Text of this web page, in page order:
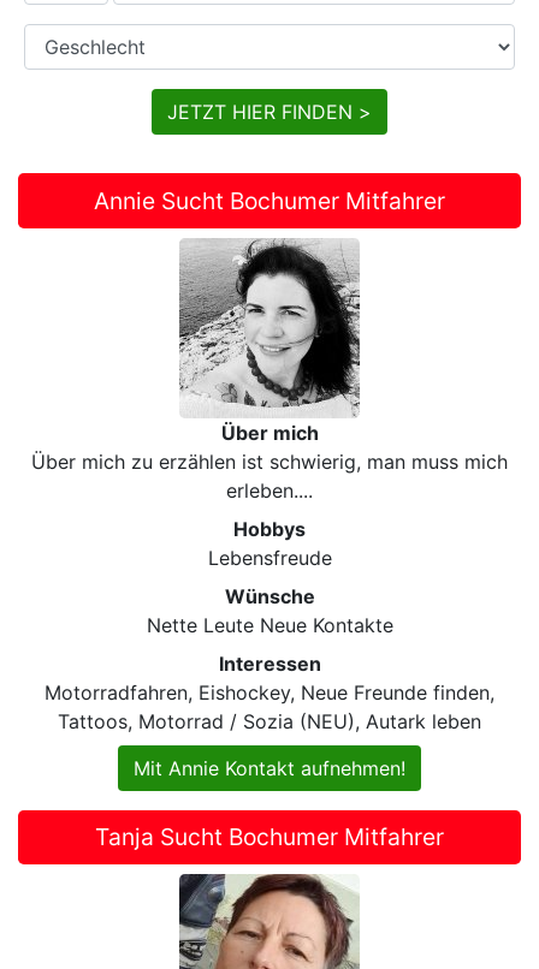
Geschlecht
JETZT HIER FINDEN >
Annie Sucht Bochumer Mitfahrer
Über mich
Über mich zu erzählen ist schwierig, man muss mich
erleben....
Hobbys
Lebensfreude
Wünsche
Nette Leute Neue Kontakte
Interessen
Motorradfahren, Eishockey, Neue Freunde finden,
Tattoos, Motorrad / Sozia (NEU), Autark leben
Mit Annie Kontakt aufnehmen!
Tanja Sucht Bochumer Mitfahrer